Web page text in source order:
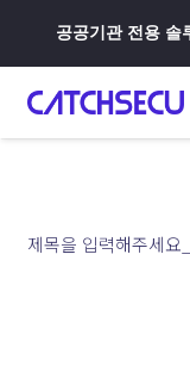
공공기관 전용 솔
제목을 입력해주세요